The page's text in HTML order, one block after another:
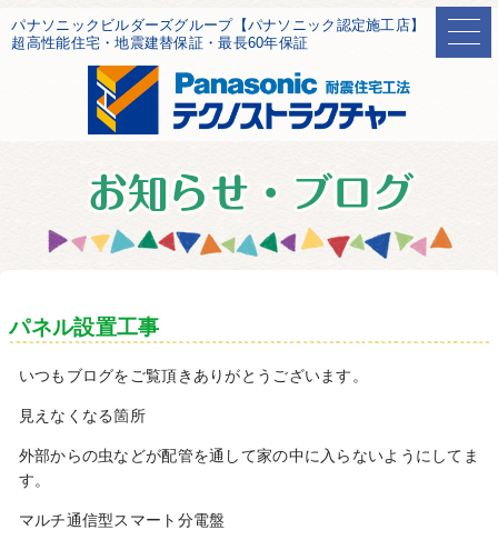
パナソニックビルダーズグループ【パナソニック認定施工店】
超高性能住宅・地震建替保証・最長60年保証
パネル設置工事
いつもブログをご覧頂きありがとうございます。
見えなくなる箇所
外部からの虫などが配管を通して家の中に入らないようにしてま
す。
マルチ通信型スマート分電盤